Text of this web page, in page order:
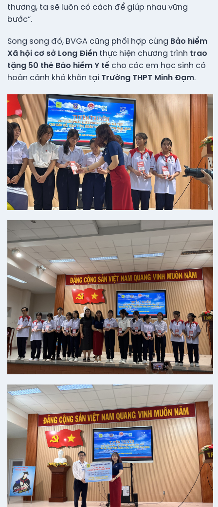
thương, ta sẽ luôn có cách để giúp nhau vững
bước”.
Song song đó, BVGA cũng phối hợp cùng Bảo hiểm
Xã hội cơ sở Long Điền thực hiện chương trình trao
tặng 50 thẻ Bảo hiểm Y tế cho các em học sinh có
hoàn cảnh khó khăn tại Trường THPT Minh Đạm.